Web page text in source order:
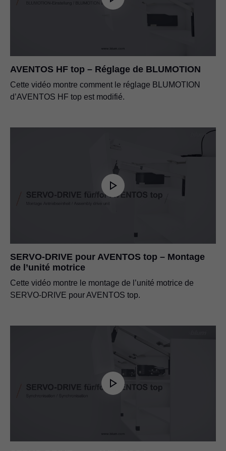
AVENTOS HF top – Réglage de BLUMOTION
Cette vidéo montre comment le réglage BLUMOTION
d’AVENTOS HF top est modifié.
SERVO-DRIVE pour AVENTOS top – Montage
de l’unité motrice
Cette vidéo montre le montage de l’unité motrice de
SERVO-DRIVE pour AVENTOS top.